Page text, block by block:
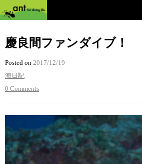
慶良間ファンダイブ！
Posted on 2017/12/19
海日記
0 Comments